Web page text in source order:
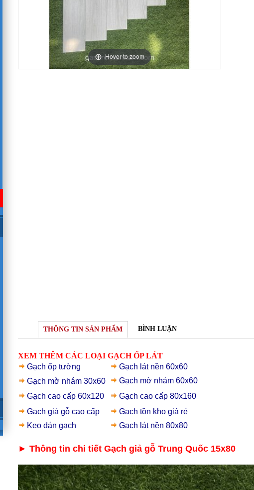
Hover to zoom
THÔNG TIN SẢN PHẨM BÌNH LUẬN
XEM THÊM CÁC LOẠI GẠCH ỐP LÁT
Gạch ốp tường
Gạch lát nền 60x60
Gạch mờ nhám 30x60
Gạch mờ nhám 60x60
Gạch cao cấp 60x120
Gạch cao cấp 80x160
Gạch giả gỗ cao cấp Gạch tồn kho giá rẻ
Keo dán gạch
Gạch lát nền 80x80
► Thông tin chi tiết Gạch giả gỗ Trung Quốc 15x80